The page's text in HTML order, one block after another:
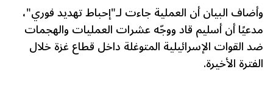
وأضاف البيان أن العملية جاءت لـ"إحباط تهديد فوري"،
مدعيًا أن أسليم قاد ووجّه عشرات العمليات والهجمات
ضد القوات الإسرائيلية المتوغلة داخل قطاع غزة خلال
الفترة الأخيرة.